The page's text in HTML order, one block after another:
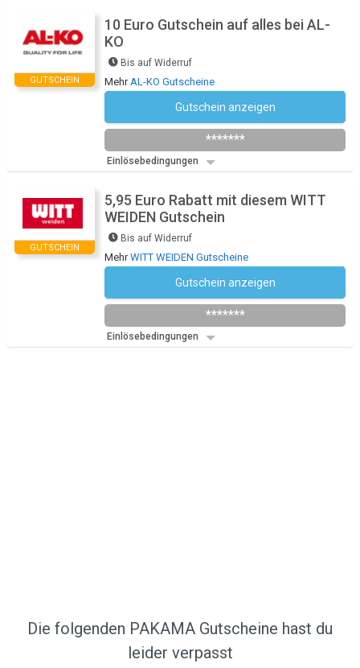
GUTSCHEIN
10 Euro Gutschein auf alles bei AL-
KO
Bis auf Widerruf
MehrAL-KO Gutscheine
Gutschein anzeigen
*******
Einlösebedingungen
GUTSCHEIN
5,95 Euro Rabatt mit diesem WITT
WEIDEN Gutschein
Bis auf Widerruf
MehrWITT WEIDEN Gutscheine
Gutschein anzeigen
*******
Einlösebedingungen
Die folgenden PAKAMA Gutscheine hast du
leider verpasst